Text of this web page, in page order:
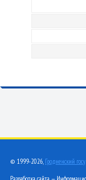
© 1999-2026, Гродненский